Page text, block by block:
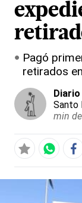
Pagó
retirados
Santo
min